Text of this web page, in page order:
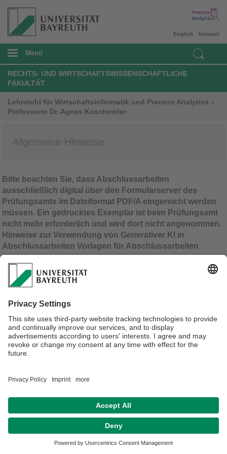
Intranet
English
Menü
RECHTS- UND WIRTSCHAFTSWISSENSCHAFTLICHE
FAKULTÄT
Lehrstuhl für Wirtschaftsinformatik und Process Analytics –
Professorin Dr. Agnes Koschmider
Allgemeine Hinweise
Bitte beachten Sie, dass Abschlussarbeiten
ausschließlich digital über den Formularserver des
Prüfungsamts im Dateiformat PDF/A eingereicht werden
müssen. Ein gedrucktes Exemplar ist beim Prüfungsamt
nicht mehr erforderlich und wird dort nicht angenommen.
Hinweise zur Verwendung von Generativer KI in
Abschlussarbeiten Vorlagen für Abschlussarbeiten
Verantwortlich für die Redaktion:
Datenschutz / Disclaimer Barrierefreiheitserklärung
Impressum
Hausordnung
Sitemap Kontakt